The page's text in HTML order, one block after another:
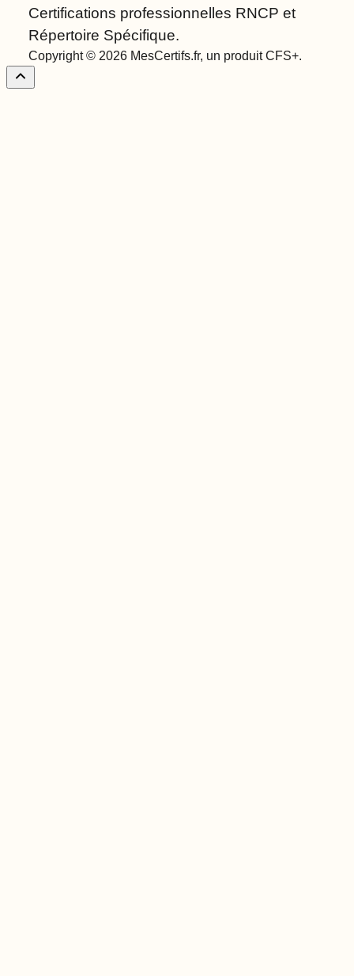
Certifications professionnelles RNCP et
Répertoire Spécifique.
Copyright © 2026 MesCertifs.fr, un produit CFS+.